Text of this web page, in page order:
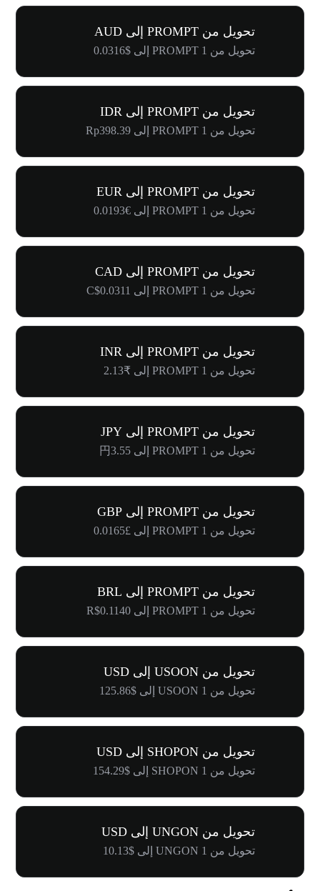
تحويل من PROMPT إلى AUD
تحويل من 1 PROMPT إلى $0.0316
تحويل من PROMPT إلى IDR
تحويل من 1 PROMPT إلى Rp398.39
تحويل من PROMPT إلى EUR
تحويل من 1 PROMPT إلى €0.0193
تحويل من PROMPT إلى CAD
تحويل من 1 PROMPT إلى C$0.0311
تحويل من PROMPT إلى INR
تحويل من 1 PROMPT إلى ₹2.13
تحويل من PROMPT إلى JPY
تحويل من 1 PROMPT إلى 円3.55
تحويل من PROMPT إلى GBP
تحويل من 1 PROMPT إلى £0.0165
تحويل من PROMPT إلى BRL
تحويل من 1 PROMPT إلى R$0.1140
تحويل من USOON إلى USD
تحويل من 1 USOON إلى $125.86
تحويل من SHOPON إلى USD
تحويل من 1 SHOPON إلى $154.29
تحويل من UNGON إلى USD
تحويل من 1 UNGON إلى $10.13